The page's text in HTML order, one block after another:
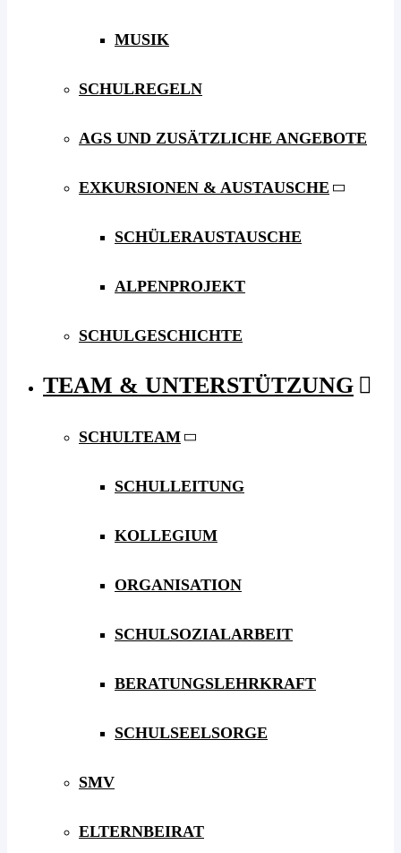
MUSIK
SCHULREGELN
AGS UND ZUSÄTZLICHE ANGEBOTE
EXKURSIONEN & AUSTAUSCHE
SCHÜLERAUSTAUSCHE
ALPENPROJEKT
SCHULGESCHICHTE
TEAM & UNTERSTÜTZUNG
SCHULTEAM
SCHULLEITUNG
KOLLEGIUM
ORGANISATION
SCHULSOZIALARBEIT
BERATUNGSLEHRKRAFT
SCHULSEELSORGE
SMV
ELTERNBEIRAT